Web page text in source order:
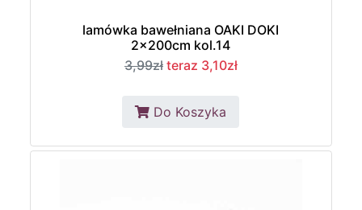
lamówka bawełniana OAKI DOKI
2x200cm kol.14
3,99zł teraz 3,10zł
Do Koszyka